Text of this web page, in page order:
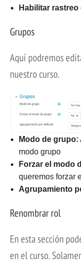
Habilitar
Grupos
Aquí podremos
nuestro curso.
Modo de grupo:
modo grupo
Forzar el modo
queremos forzar
Agrupamiento
Renombrar rol
En esta sección
en el curso.